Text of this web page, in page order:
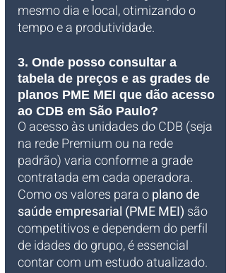
mesmo dia e local, otimizando o
tempo e a produtividade.
3. Onde posso consultar a
tabela de preços e as grades de
planos PME MEI que dão acesso
ao CDB em São Paulo?
O acesso às unidades do CDB (seja
na rede Premium ou na rede
padrão) varia conforme a grade
contratada em cada operadora.
Como os valores para o plano de
saúde empresarial (PME MEI) são
competitivos e dependem do perfil
de idades do grupo, é essencial
contar com um estudo atualizado.